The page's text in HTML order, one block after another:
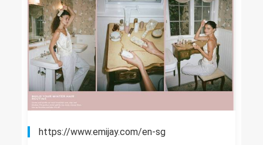
https://www.emijay.com/en-sg